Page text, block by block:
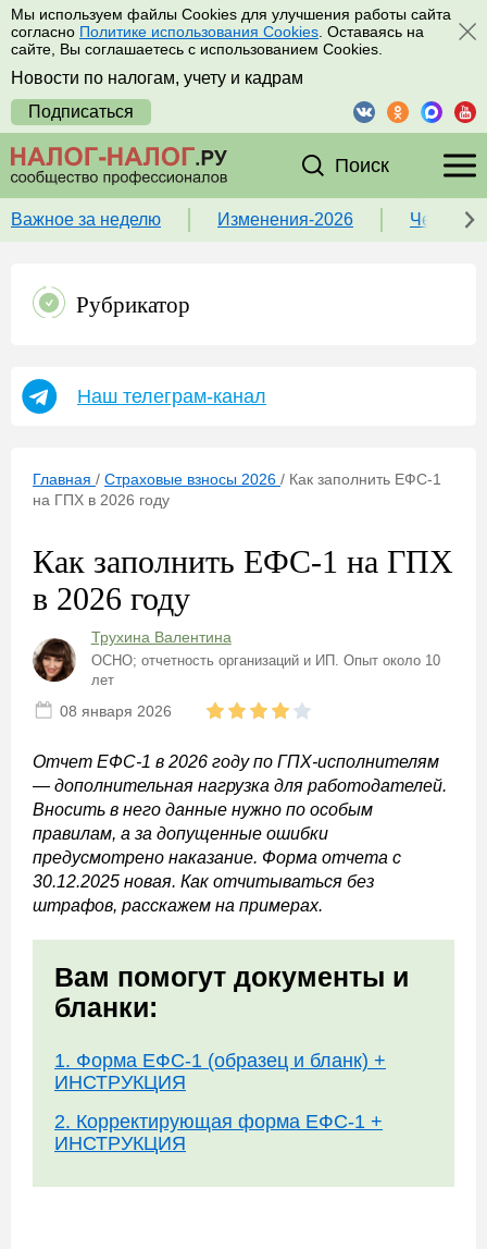
Мы используем файлы Cookies для улучшения работы сайта
согласно Политике использования Cookies . Оставаясь на
сайте, Вы соглашаетесь с использованием Cookies.
Новости по налогам, учету и кадрам
Подписаться
Поиск
Важное за неделю Изменения-2026 Чек-
Рубрикатор
Наш телеграм-канал
Главная / Страховые взносы 2026 / Как заполнить ЕФС-1
на ГПХ в 2026 году
Как заполнить ЕФС-1 на ГПХ
в 2026 году
Трухина Валентина
ОСНО; отчетность организаций и ИП. Опыт около 10
лет
08 января 2026
Отчет ЕФС-1 в 2026 году по ГПХ-исполнителям
— дополнительная нагрузка для работодателей.
Вносить в него данные нужно по особым
правилам, а за допущенные ошибки
предусмотрено наказание. Форма отчета с
30.12.2025 новая. Как отчитываться без
штрафов, расскажем на примерах.
Вам помогут документы и
бланки:
1. Форма ЕФС-1 (образец и бланк) +
ИНСТРУКЦИЯ
2. Корректирующая форма ЕФС-1 +
ИНСТРУКЦИЯ